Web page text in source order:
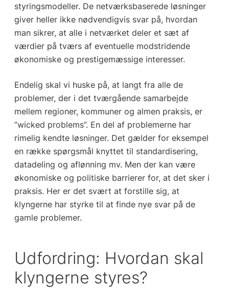
styringsmodeller. De netværksbaserede løsninger
giver heller ikke nødvendigvis svar på, hvordan
man sikrer, at alle i netværket deler et sæt af
værdier på tværs af eventuelle modstridende
økonomiske og prestigemæssige interesser.
Endelig skal vi huske på, at langt fra alle de
problemer, der i det tværgående samarbejde
mellem regioner, kommuner og almen praksis, er
”wicked problems”. En del af problemerne har
rimelig kendte løsninger. Det gælder for eksempel
en række spørgsmål knyttet til standardisering,
datadeling og aflønning mv. Men der kan være
økonomiske og politiske barrierer for, at det sker i
praksis. Her er det svært at forstille sig, at
klyngerne har styrke til at finde nye svar på de
gamle problemer.
Udfordring: Hvordan skal
klyngerne styres?